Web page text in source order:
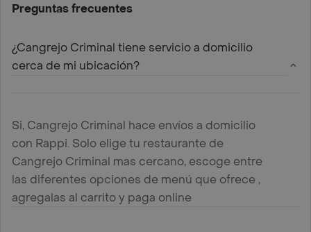
Preguntas frecuentes
¿Cangrejo Criminal tiene servicio a domicilio
cerca de mi ubicación?
Si, Cangrejo Criminal hace envíos a domicilio
con Rappi. Solo elige tu restaurante de
Cangrejo Criminal mas cercano, escoge entre
las diferentes opciones de menú que ofrece ,
agregalas al carrito y paga online